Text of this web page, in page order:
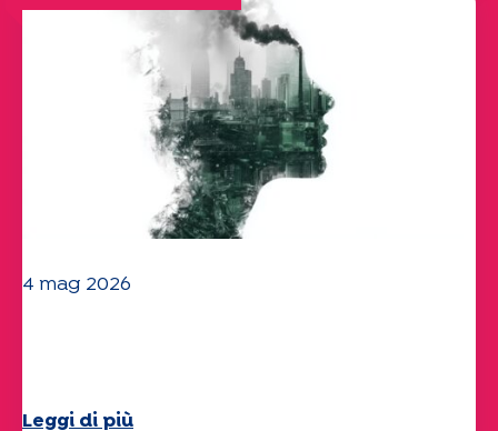
4 mag 2026
Leggi di più